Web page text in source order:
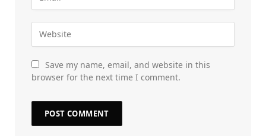
Save my name, email, and website in this
browser for the next time I comment.